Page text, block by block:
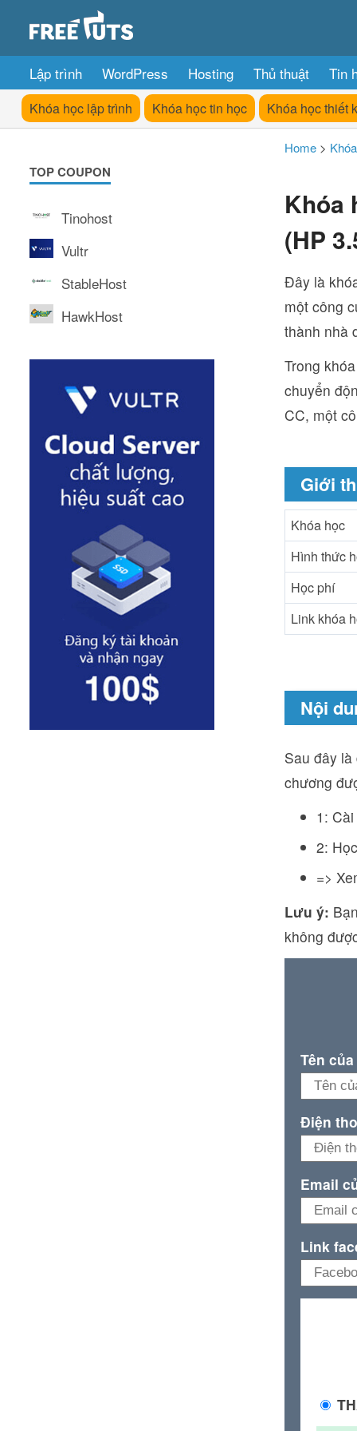
Lập trình WordPress Hosting Thủ thuật Tin
Khóa học lập trình Khóa học tin học Khóa học thiết
TOP COUPON
Tinohost
Vultr
StableHost
HawkHost
Home >
Khóa
(HP
Đây là
một công
thành nhà
Trong
chuyển
CC, một
Giới
Khóa học
Hình thức
Học phí
Link khóa
Nội
Sau đây
chương
1:
2:
=>
Lưu ý:
không
Tên
Điện
Email
Link